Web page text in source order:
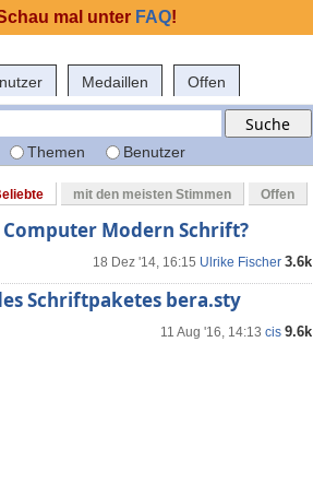
Medaillen Offen
Themen Benutzer
mit den meisten Stimmen Offen
Modern Schrift?
18 Dez '14, 16:15 Ulrike Fischer 3.6k
Schriftpaketes bera.sty
11 Aug '16, 14:13 cis 9.6k
mal unter FAQ!